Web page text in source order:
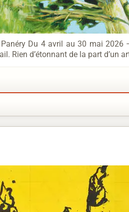
Du 4 avril au 30 mai 2026
Rien d’étonnant de la part d’un